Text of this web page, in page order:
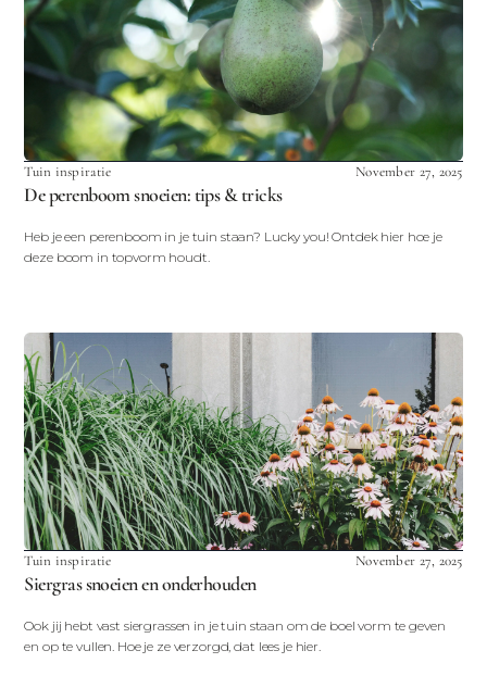
Tuin inspiratie November 27, 2025
De perenboom snoeien: tips & tricks
Heb je een perenboom in je tuin staan? Lucky you! Ontdek hier hoe je
deze boom in topvorm houdt.
Tuin inspiratie November 27, 2025
Siergras snoeien en onderhouden
Ook jij hebt vast siergrassen in je tuin staan om de boel vorm te geven
en op te vullen. Hoe je ze verzorgd, dat lees je hier.